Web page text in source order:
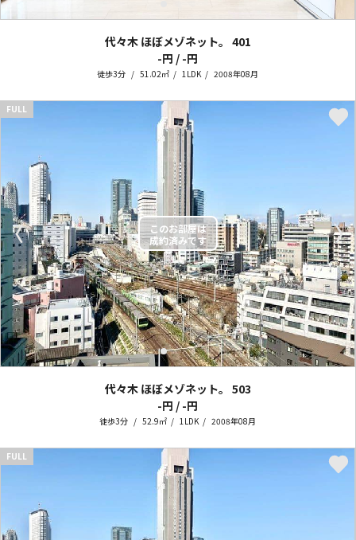
代々木 ほぼメゾネット。 401
-円 / -円
徒歩3分 51.02㎡ 1LDK 2008年08月
〈 〉
FULL
代々木 ほぼメゾネット。 503
-円 / -円
徒歩3分 52.9㎡ 1LDK 2008年08月
FULL